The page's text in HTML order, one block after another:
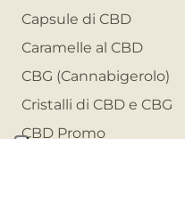
Capsule di CBD
Caramelle al CBD
CBG (Cannabigerolo)
Cristalli di CBD e CBG
CBD Promo